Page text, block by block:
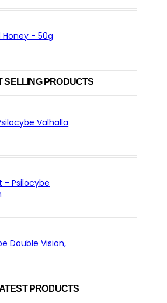
Honey - 50g
SELLING PRODUCTS
Valhalla
- Psilocybe
Double Vision,
PRODUCTS